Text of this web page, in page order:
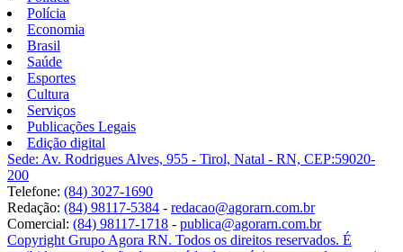
Polícia
Economia
Brasil
Saúde
Esportes
Cultura
Serviços
Publicações Legais
Edição digital
Sede: Av. Rodrigues Alves, 955 - Tirol, Natal - RN, CEP:59020-
200
Telefone: (84) 3027-1690
Redação: (84) 98117-5384 - redacao@agorarn.com.br
Comercial: (84) 98117-1718 - publica@agorarn.com.br
Copyright Grupo Agora RN. Todos os direitos reservados. É